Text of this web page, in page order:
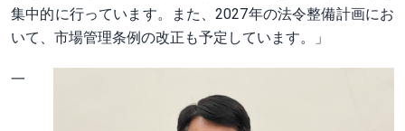
集中的に行っています。また、2027年の法令整備計画にお
いて、市場管理条例の改正も予定しています。」
一